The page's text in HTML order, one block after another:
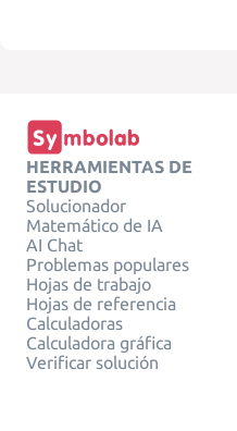
HERRAMIENTAS DE
ESTUDIO
Solucionador
Matemático de IA
AI Chat
Problemas populares
Hojas de trabajo
Hojas de referencia
Calculadoras
Calculadora gráfica
Verificar solución